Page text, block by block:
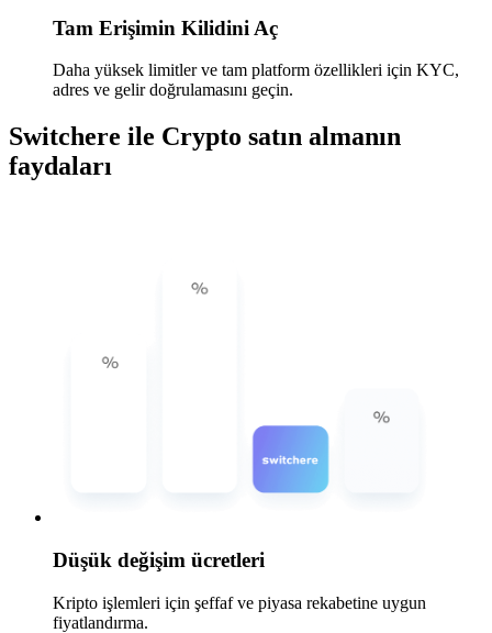
Tam Erişimin Kilidini Aç
Daha yüksek limitler ve tam platform özellikleri için KYC,
adres ve gelir doğrulamasını geçin.
Switchere ile Crypto satın almanın
faydaları
Düşük değişim ücretleri
Kripto işlemleri için şeffaf ve piyasa rekabetine uygun
fiyatlandırma.